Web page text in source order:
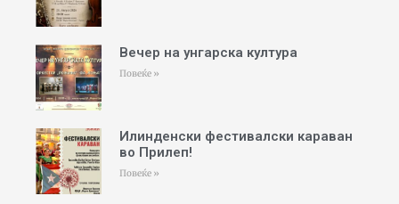
Вечер на унгарска култура
Повеќе »
Илинденски фестивалски караван
во Прилеп!
Повеќе »